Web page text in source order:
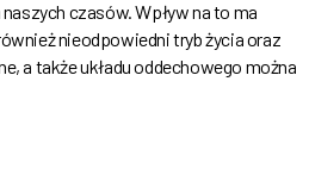
czasów. Wpływ na to ma
nieodpowiedni tryb życia oraz
a także układu oddechowego można